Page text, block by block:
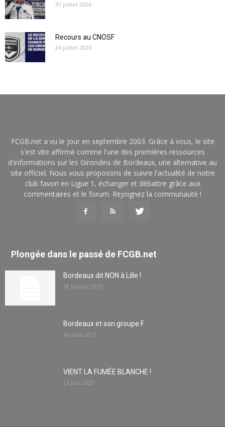
31 juillet 2026
Recours au CNOSF
24 juillet 2026
FCGB.net a vu le jour en septembre 2003. Grâce à vous, le site
s'est vite affirmé comme l'une des premières ressources
d'informations sur les Girondins de Bordeaux, une alternative au
site officiel. Nous vous proposons de suivre l'actualité de notre
club favori en Ligue 1, échanger et débattre grâce aux
commentaires et le forum. Rejoignez la communauté !
Plongée dans le passé de FCGB.net
Bordeaux dit NON à Lille !
18 janvier 2012
Bordeaux et son groupe F
30 août 2013
VIENT LA FUMÉE BLANCHE !
23 juin 2021